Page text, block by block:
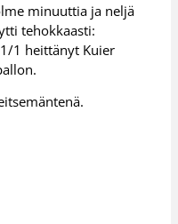
minuuttia ja neljä
tehokkaasti:
1 heittänyt Kuier